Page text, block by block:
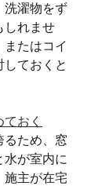
洗濯物をず
しれませ
たはコイ
ておくと
おく
るため、窓
水が室内に
施主が在宅